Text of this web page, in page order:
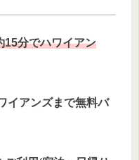
15分でハワイアン
イアンズまで無料バ